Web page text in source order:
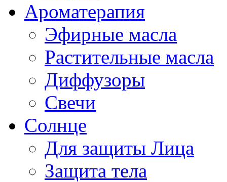
Ароматерапия
Эфирные масла
Растительные масла
Диффузоры
Свечи
Солнце
Для защиты Лица
Защита тела